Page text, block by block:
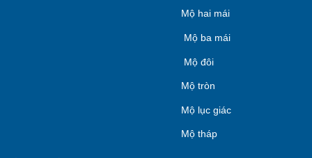
Mộ hai mái
Mộ ba mái
Mộ đôi
Mộ tròn
Mộ lục giác
Mộ tháp